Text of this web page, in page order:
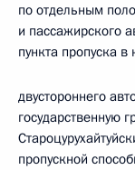
по отдельным
и пассажирского
пункта пропуска
двустороннего
государственную
пропускной